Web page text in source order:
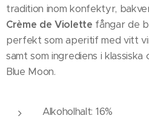
tradition inom konfektyr,
Crème de Violette fångar de
perfekt som aperitif med vitt
samt som ingrediens i
Blue Moon.
Alkoholhalt: 16%